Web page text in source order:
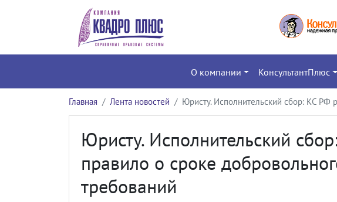
О компании КонсультантПлюс
Главная Лента новостей Юристу. Исполнительский сбор: КС РФ
Юристу. Исполнительский
правило о сроке
требований